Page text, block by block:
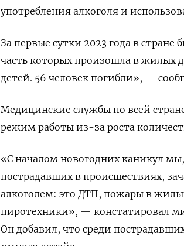
употребления алкоголя и
За первые сутки 2023 года в
часть которых произошла в жилых
детей. 56 человек погибли», —
Медицинские службы по всей
режим работы из-за роста
«С началом новогодних каникул
пострадавших в происшествиях,
алкоголем: это ДТП, пожары в
пиротехники», — констатировал
Он добавил, что среди